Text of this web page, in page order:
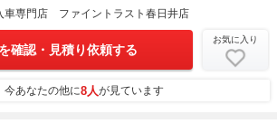
車専門店 ファイントラスト春日井店
確認・見積り依頼する
お気に入り
今あなたの他に8人が見ています